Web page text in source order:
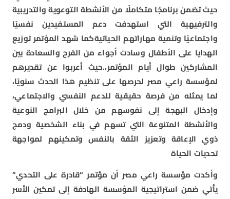
حيث تضمن برنامجًا متكاملًا من الأنشطة التوعوية والتدريبية
والترفيهية التي استهدفت دعم المستفيدين نفسيًا
واجتماعيًا وتنمية مهاراتهم الحياتيةكما شهد المؤتمر توزيع
الهدايا على الأطفال وسادت أجواء من الفرح والسعادة بين
المشاركين طوال أيام المؤتمر،.حيث أعربوا عن تقديرهم
لمؤسسة راعي مصر لحرصها على تنظيم هذا الحدث سنويًا،
لما يمثله من فرصة حقيقية للدعم النفسي والاجتماعي،
وإدخال البهجة إلى نفوسهم من خلال البرامج النوعية
والأنشطة المتنوعة التي تسهم في بناء الشخصية ودمج
ذوي الإعاقة وتعزيز الثقة بالنفس وتمكينهم لمواجهة
تحديات الحياة
وأكدت مؤسسة راعي مصر أن مؤتمر “قادرة على التحدي”
يأتي ضمن استراتيجية المؤسسة الهادفة إلى تمكين الأسر